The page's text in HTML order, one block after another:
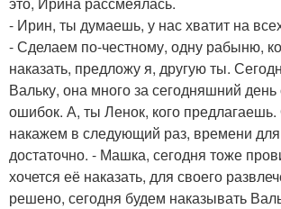
- Ирин, ты думаешь, у нас хватит на
- Сделаем по-честному, одну рабыню,
наказать, предложу я, другую ты.
Вальку, она много за сегодняшний
ошибок. А, ты Ленок, кого
накажем в следующий раз, времени для
достаточно. - Машка, сегодня тоже
хочется её наказать, для своего
решено, сегодня будем наказывать